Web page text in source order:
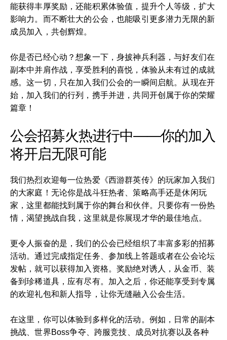
能获得丰厚奖励，还能积累体验值，提升个人等级，扩大
影响力。而不断壮大的公会，也能吸引更多潜力无限的新
成员加入，共创辉煌。
你是否已经心动？想象一下，身披神兵利器，与好友们在
副本中并肩作战，享受胜利的喜悦，体验从未有过的成就
感。这一切，只在加入我们公会的一瞬间启航。从现在开
始，加入我们的行列，携手并进，共同开创属于你的荣耀
篇章！
公会招募火热进行中——你的加入
将开启无限可能
我们热烈欢迎每一位热爱《西游群英传》的玩家加入我们
的大家庭！无论你是战斗狂热者、策略高手还是休闲玩
家，这里都能找到属于你的舞台和伙伴。只要你有一份热
情，渴望挑战自我，这里就是你展现才华的最佳地点。
更令人振奋的是，我们的公会已经组织了丰富多彩的招募
活动。通过完成指定任务、参加线上答题或者在公会论坛
发帖，就可以获得加入资格。奖励绝对诱人，从金币、装
备到珍稀道具，应有尽有。加入之后，你还能享受到专属
的欢迎礼包和新人指导，让你无缝融入公会生活。
在这里，你可以体验到多样化的活动。例如，日常的副本
挑战、世界Boss争夺、跨服竞技、成员对抗赛以及各种